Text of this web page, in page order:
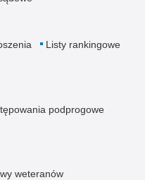
Listy rankingowe
podprogowe
weteranów